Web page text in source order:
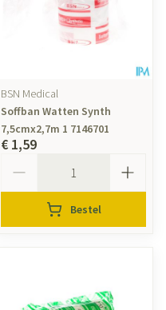
BSN Medical
Soffban Watten Synth
7,5cmx2,7m 1 7146701
€ 1,59
Bestel